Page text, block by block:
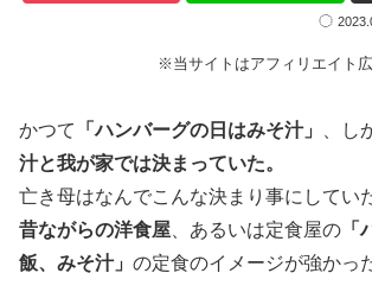
※当サイトはアフィリエイト
かつて 「ハンバーグの日はみそ汁」 、し
汁と我が家では決まっていた。
亡き母はなんでこんな決まり事にしてい
昔ながらの洋食屋 、あるいは定食屋の
飯、みそ汁」 の定食のイメージが強かっ